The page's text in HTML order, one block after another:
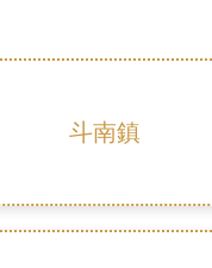
斗南鎮